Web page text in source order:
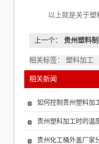
以上就是关于塑料
上一个： 贵州塑料
相关标签： 塑料加工
相关新闻
如何控制贵州塑料加
贵州塑料加工时的温
贵州化工桶外盖厂家